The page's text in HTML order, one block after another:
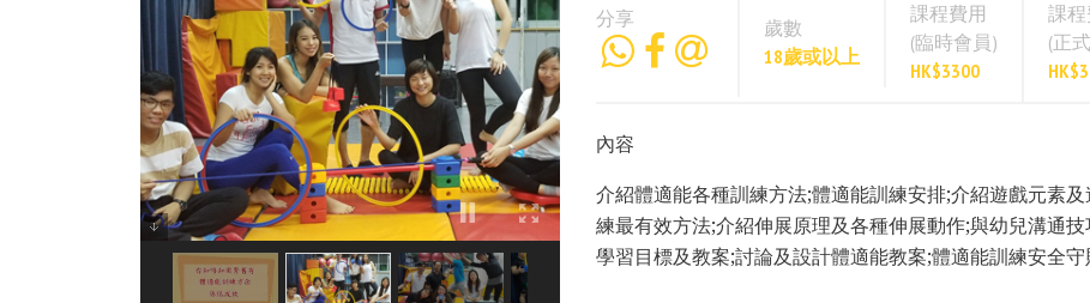
分享
歲數
18歲或以上
課程費用
(臨時會員)
HK$3300
課程
(正
內容
介紹體適能各種訓練方法;體適能訓練安排;介紹遊戲元素
練最有效方法;介紹伸展原理及各種伸展動作;與幼兒溝通
學習目標及教案;討論及設計體適能教案;體適能訓練安全守